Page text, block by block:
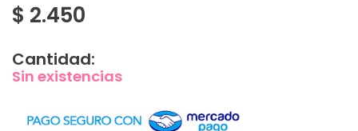
$ 2.450
Cantidad:
Sin existencias